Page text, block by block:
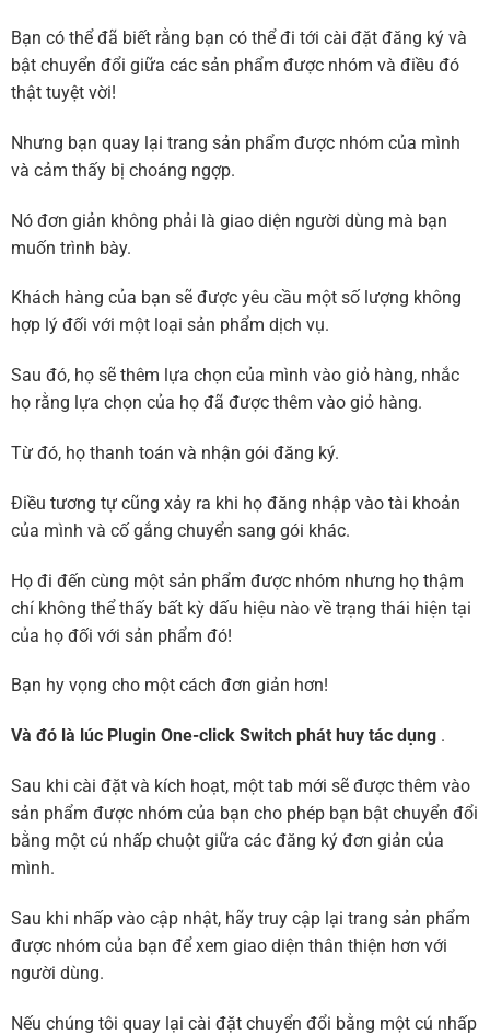
Bạn có thể đã biết rằng bạn có thể đi tới cài đặt đăng ký và
bật chuyển đổi giữa các sản phẩm được nhóm và điều đó
thật tuyệt vời!
Nhưng bạn quay lại trang sản phẩm được nhóm của mình
và cảm thấy bị choáng ngợp.
Nó đơn giản không phải là giao diện người dùng mà bạn
muốn trình bày.
Khách hàng của bạn sẽ được yêu cầu một số lượng không
hợp lý đối với một loại sản phẩm dịch vụ.
Sau đó, họ sẽ thêm lựa chọn của mình vào giỏ hàng, nhắc
họ rằng lựa chọn của họ đã được thêm vào giỏ hàng.
Từ đó, họ thanh toán và nhận gói đăng ký.
Điều tương tự cũng xảy ra khi họ đăng nhập vào tài khoản
của mình và cố gắng chuyển sang gói khác.
Họ đi đến cùng một sản phẩm được nhóm nhưng họ thậm
chí không thể thấy bất kỳ dấu hiệu nào về trạng thái hiện tại
của họ đối với sản phẩm đó!
Bạn hy vọng cho một cách đơn giản hơn!
Và đó là lúc Plugin One-click Switch phát huy tác dụng .
Sau khi cài đặt và kích hoạt, một tab mới sẽ được thêm vào
sản phẩm được nhóm của bạn cho phép bạn bật chuyển đổi
bằng một cú nhấp chuột giữa các đăng ký đơn giản của
mình.
Sau khi nhấp vào cập nhật, hãy truy cập lại trang sản phẩm
được nhóm của bạn để xem giao diện thân thiện hơn với
người dùng.
Nếu chúng tôi quay lại cài đặt chuyển đổi bằng một cú nhấp